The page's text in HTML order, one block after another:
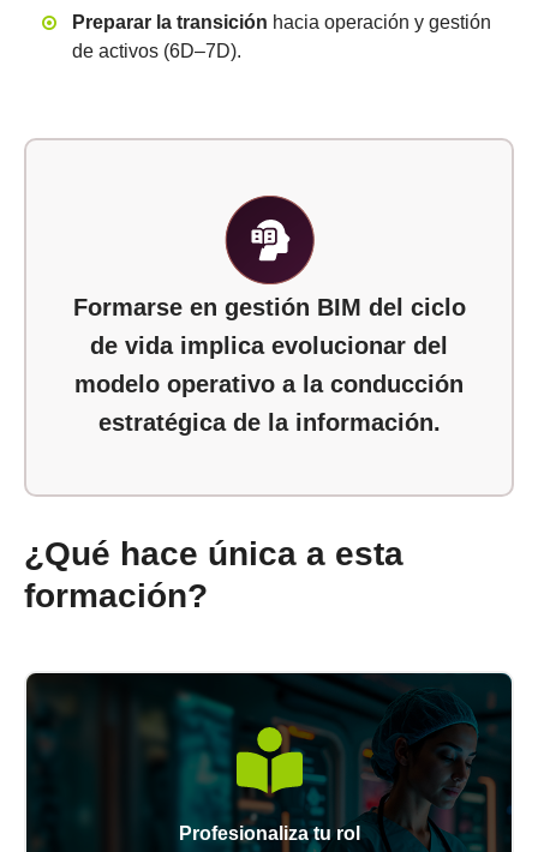
Preparar la transición hacia operación y gestión
de activos (6D–7D).
Formarse en gestión BIM del ciclo
de vida implica evolucionar del
modelo operativo a la conducción
estratégica de la información.
¿Qué hace única a esta
formación?
Profesionaliza tu rol